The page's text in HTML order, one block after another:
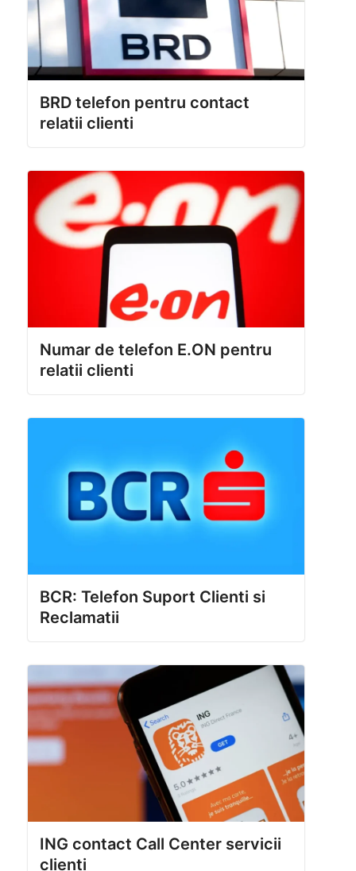
BRD telefon pentru contact
relatii clienti
Numar de telefon E.ON pentru
relatii clienti
BCR: Telefon Suport Clienti si
Reclamatii
ING contact Call Center servicii
clienti